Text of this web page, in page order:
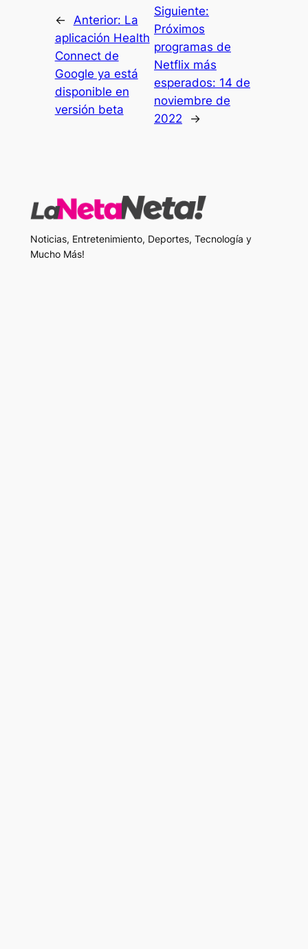
← Anterior: La
aplicación Health
Connect de
Google ya está
disponible en
versión beta
Siguiente:
Próximos
programas de
Netflix más
esperados: 14 de
noviembre de
2022
→
Noticias, Entretenimiento, Deportes, Tecnología y
Mucho Más!